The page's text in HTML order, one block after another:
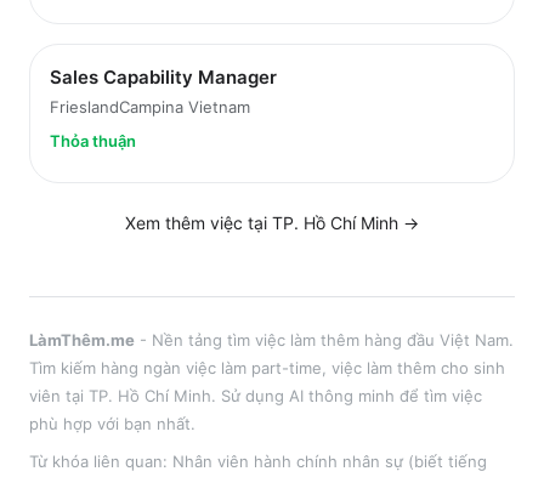
Sales Capability Manager
FrieslandCampina Vietnam
Thỏa thuận
Xem thêm việc tại TP. Hồ Chí Minh →
LàmThêm.me - Nền tảng tìm việc làm thêm hàng đầu Việt Nam.
Tìm kiếm hàng ngàn việc làm part-time, việc làm thêm cho sinh
viên tại TP. Hồ Chí Minh. Sử dụng AI thông minh để tìm việc
phù hợp với bạn nhất.
Từ khóa liên quan: Nhân viên hành chính nhân sự (biết tiếng